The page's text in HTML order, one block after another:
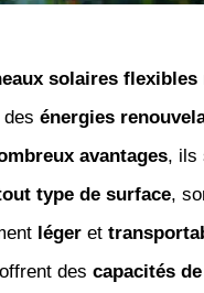
solaires flexibles
des énergies
avantages, ils
type de surface,
légeret
des capacités